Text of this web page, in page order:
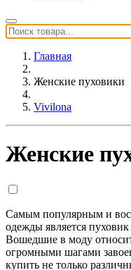
Главная
Женские пуховики
Vivilona
Женские
Самым популярным и
одежды является
Вошедшие в моду
огромными шагами
купить не только